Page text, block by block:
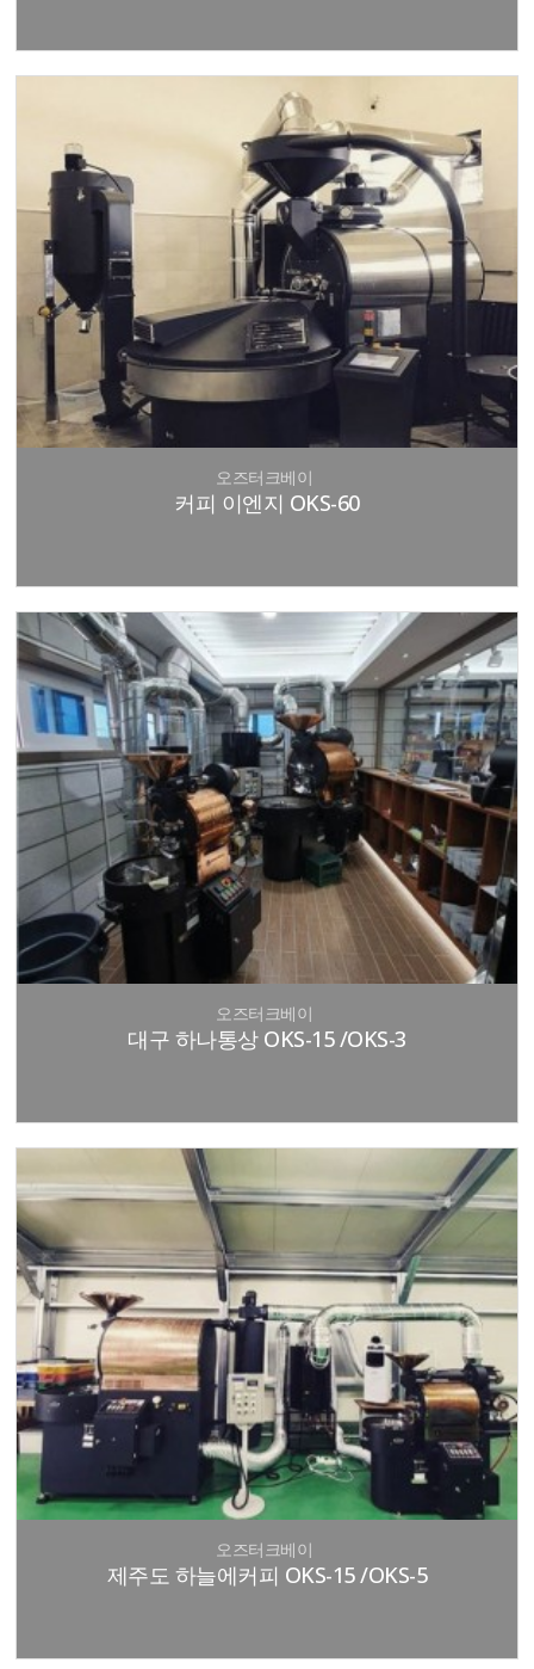
오즈터크베이
커피 이엔지 OKS-60
오즈터크베이
대구 하나통상 OKS-15 /OKS-3
오즈터크베이
제주도 하늘에커피 OKS-15 /OKS-5